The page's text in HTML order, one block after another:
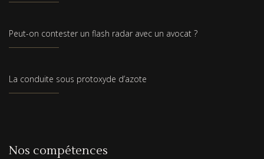
Peut-on contester un flash radar avec un avocat ?
La conduite sous protoxyde d’azote
Nos compétences